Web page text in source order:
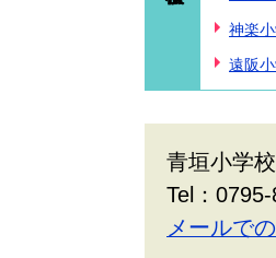
神楽
遠阪
青垣小学
Tel：
メールで